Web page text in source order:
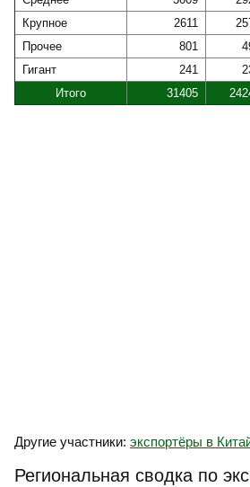
Крупное
2611
Прочее
801
Гигант
241
Итого
31405
Другие участники: экспортёры в
Региональная сводка по